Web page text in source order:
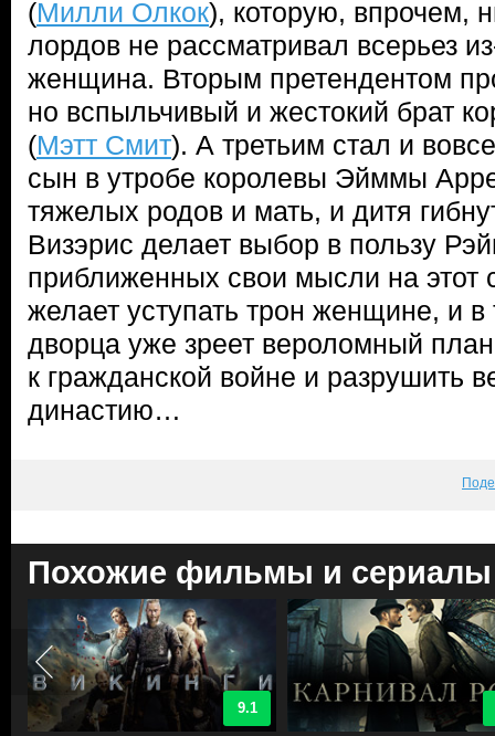
(Милли Олкок), которую, впрочем,
лордов не рассматривал всерьез
женщина. Вторым претендентом
но вспыльчивый и жестокий брат
(Мэтт Смит). А третьим стал и
сын в утробе королевы Эйммы
тяжелых родов и мать, и дитя
Визэрис делает выбор в пользу
приближенных свои мысли на этот
желает уступать трон женщине, и
дворца уже зреет вероломный
к гражданской войне и разрушить
династию…
Похожие фильмы и сериалы
9.1